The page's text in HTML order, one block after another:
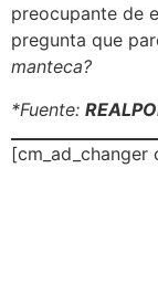
preocupante de
pregunta que
manteca?
*Fuente:
[cm_ad_changer